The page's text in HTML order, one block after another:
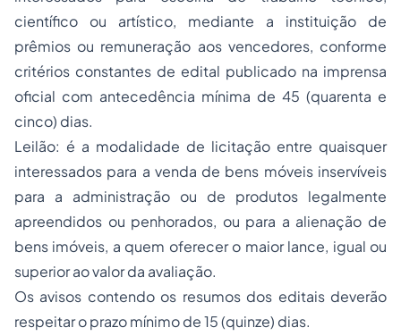
científico ou artístico, mediante a instituição de
prêmios ou remuneração aos vencedores, conforme
critérios constantes de edital publicado na imprensa
oficial com antecedência mínima de 45 (quarenta e
cinco) dias.
Leilão: é a modalidade de licitação entre quaisquer
interessados para a venda de bens móveis inservíveis
para a administração ou de produtos legalmente
apreendidos ou penhorados, ou para a alienação de
bens imóveis, a quem oferecer o maior lance, igual ou
superior ao valor da avaliação.
Os avisos contendo os resumos dos editais deverão
respeitar o prazo mínimo de 15 (quinze) dias.